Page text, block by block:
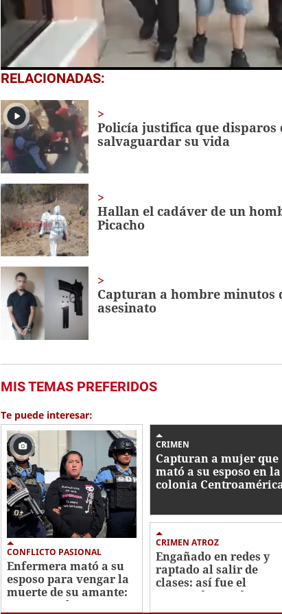
0
seconds
1
minute,
41
secondsVolume
0%
RELACIONADAS:
Policía justifica que disparos
salvaguardar su vida
Hallan el cadáver de un
Picacho
Capturan a hombre minutos
asesinato
MIS TEMAS PREFERIDOS
Te puede interesar:
CONFLICTO PASIONAL
Enfermera mató a su
esposo para vengar la
muerte de su amante:
crimen en la
CRIMEN
Capturan a mujer que
mató a su esposo en la
colonia
CRIMEN ATROZ
Engañado en redes y
raptado al salir de
clases: así fue el
crimen de estudiante
en La Joya